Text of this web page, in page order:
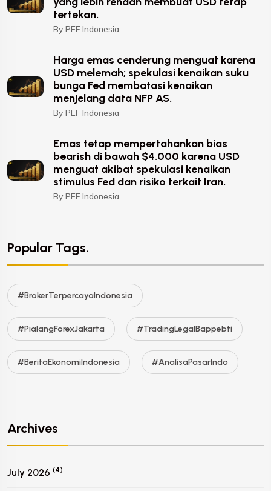
tertekan.
By PEF Indonesia
Harga emas cenderung menguat karena
USD melemah; spekulasi kenaikan suku
bunga Fed membatasi kenaikan
menjelang data NFP AS.
By PEF Indonesia
Emas tetap mempertahankan bias
bearish di bawah $4.000 karena USD
menguat akibat spekulasi kenaikan
stimulus Fed dan risiko terkait Iran.
By PEF Indonesia
Popular Tags.
#BrokerTerpercayaIndonesia
#PialangForexJakarta #TradingLegalBappebti
#BeritaEkonomiIndonesia #AnalisaPasarIndo
Archives
July 2026 (4)